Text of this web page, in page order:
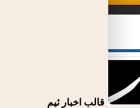
قالب اخبار ثيم